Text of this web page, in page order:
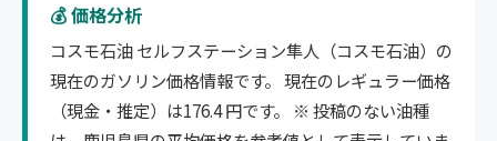
💰 価格分析
コスモ石油 セルフステーション隼人（コスモ石油）の
現在のガソリン価格情報です。 現在のレギュラー価格
（現金・推定）は176.4 円です。 ※ 投稿のない油種